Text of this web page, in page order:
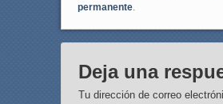
permanente.
Deja una
Tu dirección de correo